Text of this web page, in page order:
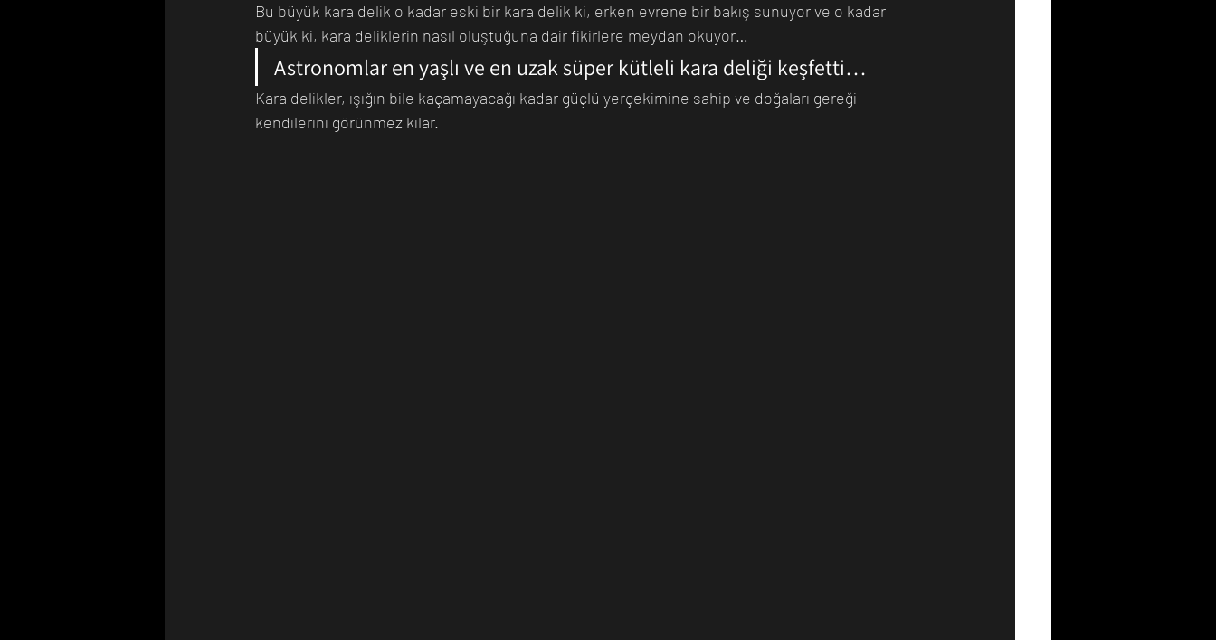
Bilim Tarihinde Bugün Günün Bilim İnsanı Matematik Tıp İnsan Uzay Resim
Bu büyük kara delik o kadar eski bir kara delik ki, erken evrene bir bakış sunuyor ve o kadar
büyük ki, kara deliklerin nasıl oluştuğuna dair fikirlere meydan okuyor…
Astronomlar en yaşlı ve en uzak süper kütleli kara deliği keşfetti…
Kara delikler, ışığın bile kaçamayacağı kadar güçlü yerçekimine sahip ve doğaları gereği
kendilerini görünmez kılar.